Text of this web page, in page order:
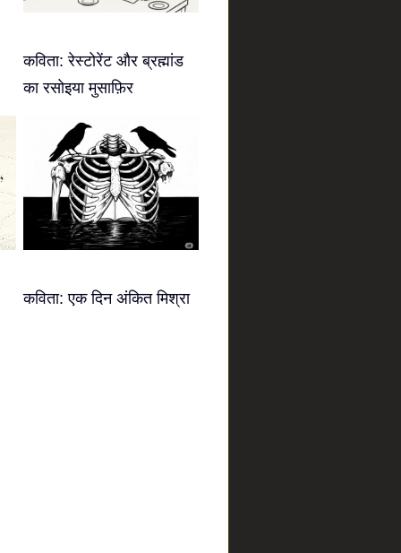
कविता: रेस्टोरेंट और ब्रह्मांड
का रसोइया मुसाफ़िर
कविता: एक दिन अंकित मिश्रा